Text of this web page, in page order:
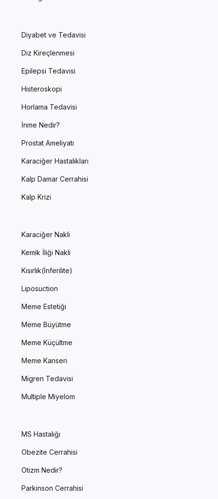
Diyabet ve Tedavisi
Diz Kireçlenmesi
Epilepsi Tedavisi
Histeroskopi
Horlama Tedavisi
İnme Nedir?
Prostat Ameliyatı
Karaciğer Hastalıkları
Kalp Damar Cerrahisi
Kalp Krizi
Karaciğer Nakli
Kemik İliği Nakli
Kısırlık(İnferilite)
Liposuction
Meme Estetiği
Meme Büyütme
Meme Küçültme
Meme Kanseri
Migren Tedavisi
Multiple Miyelom
MS Hastalığı
Obezite Cerrahisi
Otizm Nedir?
Parkinson Cerrahisi